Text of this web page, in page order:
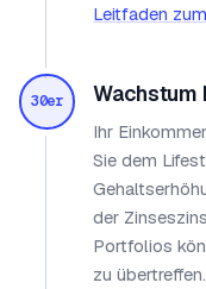
Leitfaden
30er Wachstum
Ihr
Sie dem
der
Portfolios
zu